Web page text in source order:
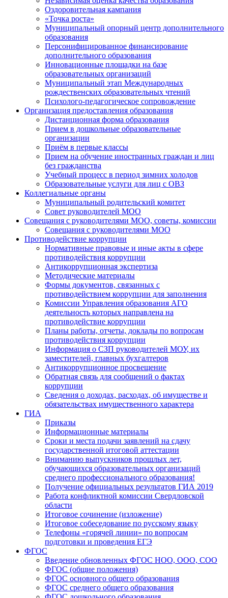
Оздоровительная кампания
«Точка роста»
Муниципальный опорный центр дополнительного
образования
Персонифицированное финансирование
дополнительного образования
Инновационные площадки на базе
образовательных организаций
Муниципальный этап Международных
рождественских образовательных чтений
Психолого-педагогическое сопровождение
Организация предоставления образования
Дистанционная форма образования
Прием в дошкольные образовательные
организации
Приём в первые классы
Прием на обучение иностранных граждан и лиц
без гражданства
Учебный процесс в период зимних холодов
Образовательные услуги для лиц с ОВЗ
Коллегиальные органы
Муниципальный родительский комитет
Совет руководителей МОО
Совещания с руководителями МОО, советы, комиссии
Совещания с руководителями МОО
Противодействие коррупции
Нормативные правовые и иные акты в сфере
противодействия коррупции
Антикоррупционная экспертиза
Методические материалы
Формы документов, связанных с
противодействием коррупции для заполнения
Комиссии Управления образования АГО
деятельность которых направлена на
противодействие коррупции
Планы работы, отчеты, доклады по вопросам
противодействия коррупции
Информация о СЗП руководителей МОУ, их
заместителей, главных бухгалтеров
Антикоррупционное просвещение
Обратная связь для сообщений о фактах
коррупции
Сведения о доходах, расходах, об имуществе и
обязательствах имущественного характера
ГИА
Приказы
Информационные материалы
Сроки и места подачи заявлений на сдачу
государственной итоговой аттестации
Вниманию выпускников прошлых лет,
обучающихся образовательных организаций
среднего профессионального образования!
Получение официальных результатов ГИА 2019
Работа конфликтной комиссии Свердловской
области
Итоговое сочинение (изложение)
Итоговое собеседование по русскому языку
Телефоны «горячей линии» по вопросам
подготовки и проведения ЕГЭ
ФГОС
Введение обновленных ФГОС НОО, ООО, СОО
ФГОС (общие положения)
ФГОС основного общего образования
ФГОС среднего общего образования